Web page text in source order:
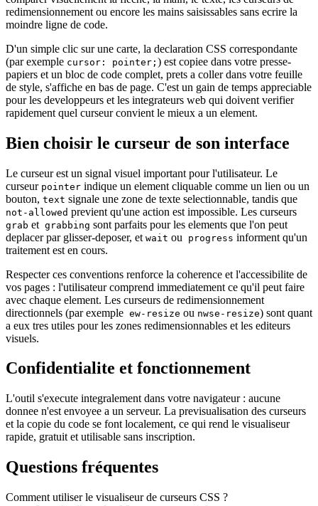
redimensionnement ou encore les mains saisissables sans ecrire la
moindre ligne de code.
D'un simple clic sur une carte, la declaration CSS correspondante
(par exemple cursor: pointer; ) est copiee dans votre presse-
papiers et un bloc de code complet, prets a coller dans votre feuille
de style, s'affiche en bas de page. C'est un gain de temps appreciable
pour les developpeurs et les integrateurs web qui doivent verifier
rapidement quel curseur convient le mieux a un element.
Bien choisir le curseur de son interface
Le curseur est un signal visuel important pour l'utilisateur. Le
curseur pointer indique un element cliquable comme un lien ou un
bouton, text signale une zone de texte selectionnable, tandis que
not-allowed previent qu'une action est impossible. Les curseurs
grab et grabbing sont parfaits pour les elements que l'on peut
deplacer par glisser-deposer, et wait ou progress informent qu'un
traitement est en cours.
Respecter ces conventions renforce la coherence et l'accessibilite de
vos pages : l'utilisateur comprend immediatement ce qu'il peut faire
avec chaque element. Les curseurs de redimensionnement
directionnels (par exemple ew-resize ou nwse-resize) sont quant
a eux tres utiles pour les zones redimensionnables et les editeurs
visuels.
Confidentialite et fonctionnement
L'outil s'execute integralement dans votre navigateur : aucune
donnee n'est envoyee a un serveur. La previsualisation des curseurs
et la copie du code se font localement, ce qui rend le visualiseur
rapide, gratuit et utilisable sans inscription.
Questions fréquentes
Comment utiliser le visualiseur de curseurs CSS ?